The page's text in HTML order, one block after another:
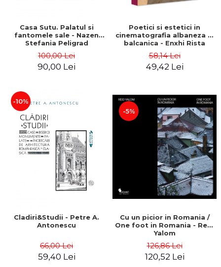
Casa Sutu. Palatul si
fantomele sale - Nazen
Stefania Peligrad
100,00 Lei
90,00 Lei
Poetici si estetici in
cinematografia albaneza si
balcanica - Enxhi Rista
58,14 Lei
49,42 Lei
-10%
Cladiri&Studii - Petre A.
Antonescu
66,00 Lei
59,40 Lei
-5%
Cu un picior in Romania /
One foot in Romania - Reid
Yalom
126,86 Lei
120,52 Lei